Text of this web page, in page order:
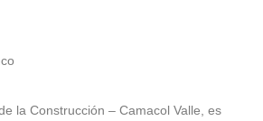
la Construcción – Camacol Valle, es